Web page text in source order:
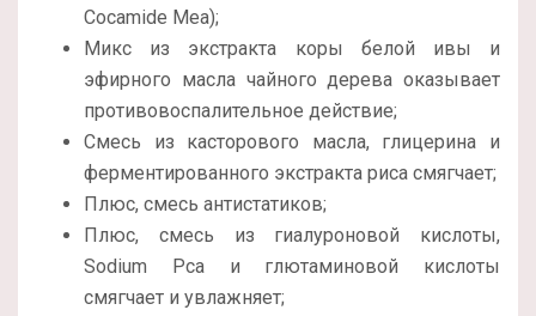
Cocamide Mea);
Микс из экстракта коры белой ивы и
эфирного масла чайного дерева оказывает
противовоспалительное действие;
Смесь из касторового масла, глицерина и
ферментированного экстракта риса смягчает;
Плюс, смесь антистатиков;
Плюс, смесь из гиалуроновой кислоты,
Sodium Pca и глютаминовой кислоты
смягчает и увлажняет;